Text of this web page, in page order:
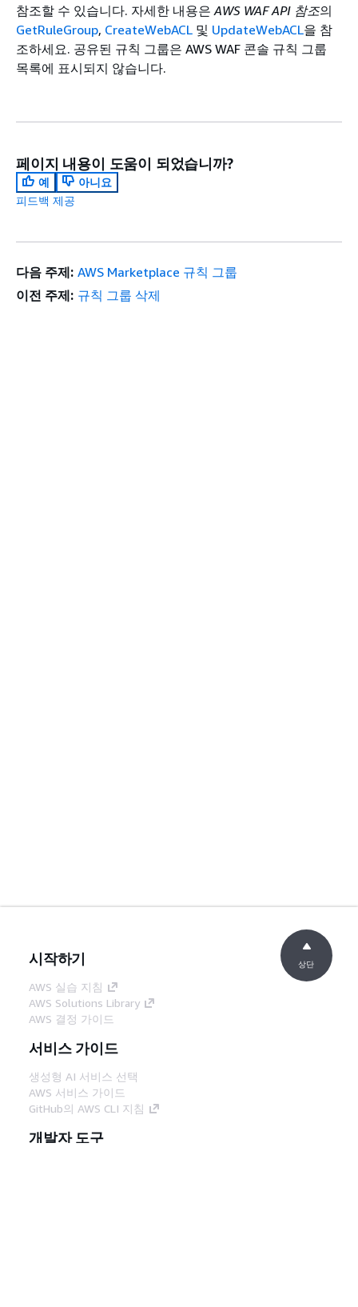
참조할 수 있습니다. 자세한 내용은AWS WAF API 참조의
GetRuleGroup, CreateWebACL 및 UpdateWebACL을 참
조하세요. 공유된 규칙 그룹은 AWS WAF 콘솔 규칙 그룹
목록에 표시되지 않습니다.
페이지 내용이 도움이 되었습니까?
예
아니요
피드백 제공
다음 주제: AWS Marketplace 규칙 그룹
이전 주제: 규칙 그룹 삭제
시작하기
AWS 실습 지침
AWS Solutions Library
AWS 결정 가이드
서비스 가이드
생성형 AI 서비스 선택
AWS 서비스 가이드
GitHub의 AWS CLI 지침
개발자 도구
상단